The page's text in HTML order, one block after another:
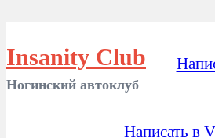
Insanity Club
Ногинский автоклуб
Написать в